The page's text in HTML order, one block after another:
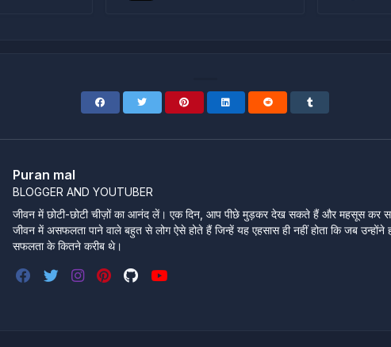
Puran mal
BLOGGER AND YOUTUBER
जीवन में छोटी-छोटी चीज़ों का आनंद लें। एक दिन, आप पीछे मुड़कर देख सकते हैं और महसूस कर
जीवन में असफलता पाने वाले बहुत से लोग ऐसे होते हैं जिन्हें यह एहसास ही नहीं होता कि जब उन्होंने
सफलता के कितने करीब थे।